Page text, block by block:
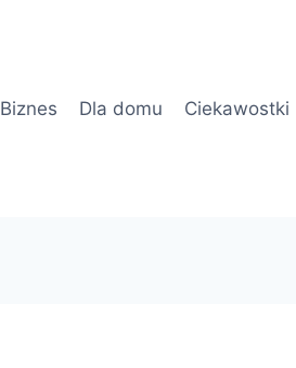
Biznes
Dla domu Ciekawostki